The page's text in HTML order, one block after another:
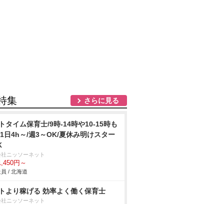
集 さらに見る
タイム保育士/9時-14時や10-15時も
日4h～/週3～OK/夏休み明けスター
ニッソーネット
円～
/ 北海道
より稼げる 効率よく働く保育士
ニッソーネット